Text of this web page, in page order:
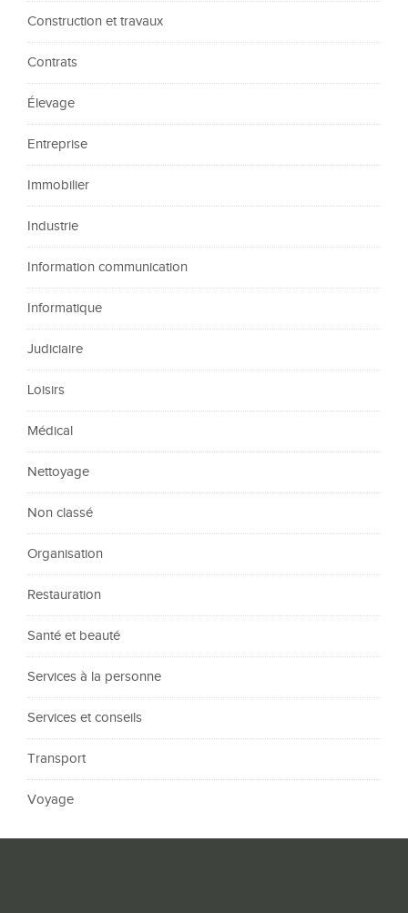
Construction et travaux
Contrats
Élevage
Entreprise
Immobilier
Industrie
Information communication
Informatique
Judiciaire
Loisirs
Médical
Nettoyage
Non classé
Organisation
Restauration
Santé et beauté
Services à la personne
Services et conseils
Transport
Voyage